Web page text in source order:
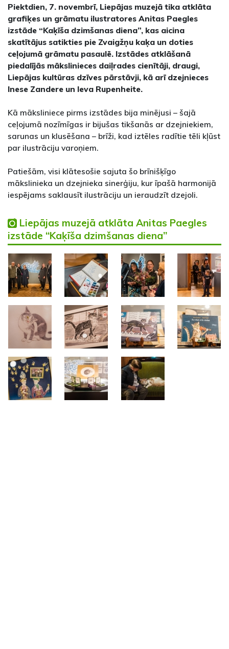
Piektdien, 7. novembrī, Liepājas muzejā tika atklāta
grafiķes un grāmatu ilustratores Anitas Paegles
izstāde “Kaķīša dzimšanas diena”, kas aicina
skatītājus satikties pie Zvaigžņu kaķa un doties
ceļojumā grāmatu pasaulē. Izstādes atklāšanā
piedalījās mākslinieces daiļrades cienītāji, draugi,
Liepājas kultūras dzīves pārstāvji, kā arī dzejnieces
Inese Zandere un Ieva Rupenheite.
Kā māksliniece pirms izstādes bija minējusi – šajā
ceļojumā nozīmīgas ir bijušas tikšanās ar dzejniekiem,
sarunas un klusēšana – brīži, kad iztēles radītie tēli kļūst
par ilustrāciju varoņiem.
Patiešām, visi klātesošie sajuta šo brīnišķīgo
mākslinieka un dzejnieka sinerģiju, kur īpašā harmonijā
iespējams saklausīt ilustrāciju un ieraudzīt dzejoli.
Liepājas muzejā atklāta Anitas Paegles
izstāde “Kaķīša dzimšanas diena”